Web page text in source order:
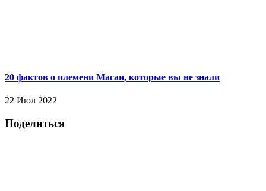
20 фактов о племени Масаи, которые вы не знали
22 Июл 2022
Поделиться